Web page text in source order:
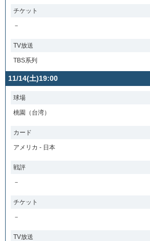
チケット
－
TV放送
TBS系列
11/14(土)19:00
球場
桃園（台湾）
カード
アメリカ - 日本
戦評
－
チケット
－
TV放送